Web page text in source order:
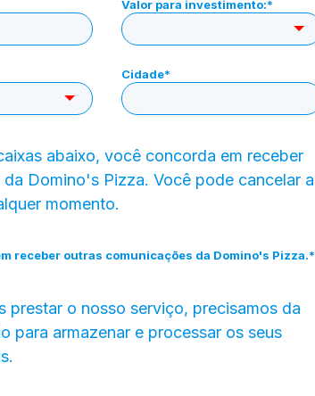
Valor para investimento:*
Cidade*
abaixo, você concorda em receber
Domino's Pizza. Você pode cancelar a
momento.
receber outras comunicações da Domino's Pizza.*
prestar o nosso serviço, precisamos da
para armazenar e processar os seus